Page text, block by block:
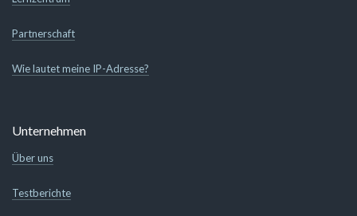
Partnerschaft
Wie lautet meine IP-Adresse?
Unternehmen
Über uns
Testberichte